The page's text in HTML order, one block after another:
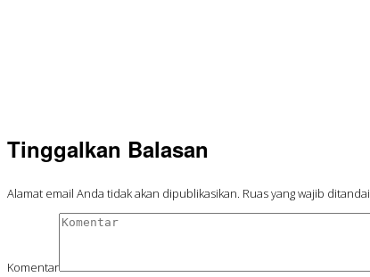
Tinggalkan Balasan
Alamat email Anda tidak akan dipublikasikan. Ruas yang wajib ditandai
Komentar